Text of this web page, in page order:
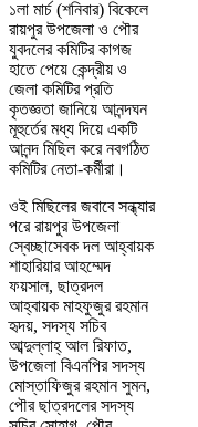
১লা মার্চ (শনিবার) বিকেলে
রায়পুর উপজেলা ও পৌর
যুবদলের কমিটির কাগজ
হাতে পেয়ে কেন্দ্রীয় ও
জেলা কমিটির প্রতি
কৃতজ্ঞতা জানিয়ে আনন্দঘন
মূহুর্তের মধ্য দিয়ে একটি
আনন্দ মিছিল করে নবগঠিত
কমিটির নেতা-কর্মীরা।
ওই মিছিলের জবাবে সন্ধ্যার
পরে রায়পুর উপজেলা
স্বেচ্ছাসেবক দল আহ্বায়ক
শাহারিয়ার আহম্মেদ
ফয়সাল, ছাত্রদল
আহ্বায়ক মাহফুজুর রহমান
হৃদয়, সদস্য সচিব
আব্দুল্লাহ্ আল রিফাত,
উপজেলা বিএনপির সদস্য
মোস্তাফিজুর রহমান সুমন,
পৌর ছাত্রদলের সদস্য